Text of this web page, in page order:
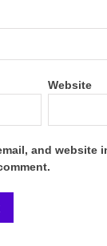
Website
and website